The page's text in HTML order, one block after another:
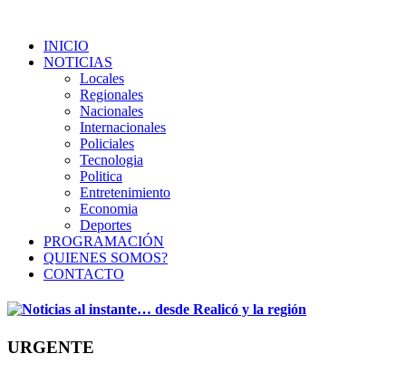
INICIO
NOTICIAS
Locales
Regionales
Nacionales
Internacionales
Policiales
Tecnologia
Politica
Entretenimiento
Economia
Deportes
PROGRAMACIÓN
QUIENES SOMOS?
CONTACTO
URGENTE